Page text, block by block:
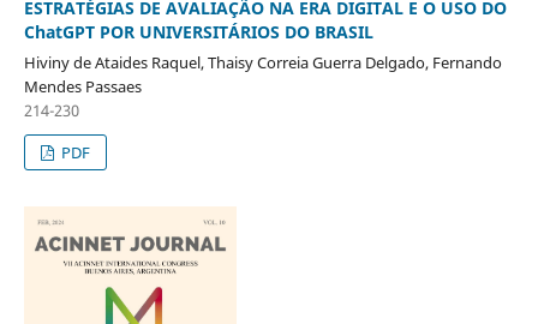
ESTRATÉGIAS DE AVALIAÇÃO NA ERA DIGITAL E O USO DO
ChatGPT POR UNIVERSITÁRIOS DO BRASIL
Hiviny de Ataides Raquel, Thaisy Correia Guerra Delgado, Fernando
Mendes Passaes
214-230
PDF